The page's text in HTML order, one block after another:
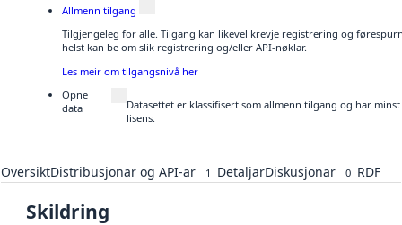
Allmenn tilgang
Tilgjengeleg for alle. Tilgang kan likevel krevje registrering og
helst kan be om slik registrering og/eller API-nøklar.
Les meir om tilgangsnivå her
Opne
data
Datasettet er klassifisert som allmenn tilgang og har
lisens.
OversiktDistribusjonar og API-ar 1 DetaljarDiskusjonar 0 RDF
Skildring